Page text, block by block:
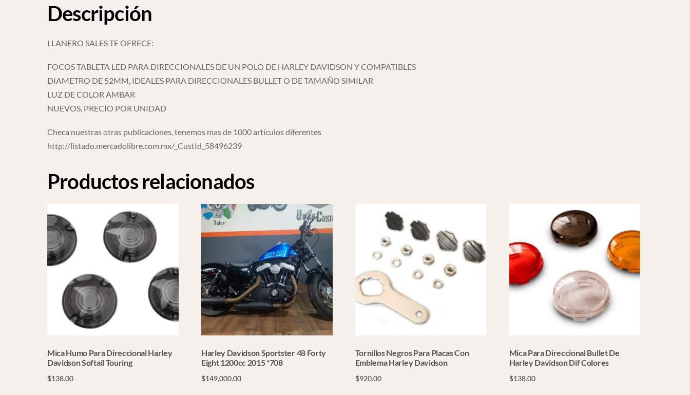
Descripción
LLANERO SALES TE OFRECE:
FOCOS TABLETA LED PARA DIRECCIONALES DE UN POLO DE HARLEY DAVIDSON Y COMPATIBLES
DIAMETRO DE 52MM, IDEALES PARA DIRECCIONALES BULLET O DE TAMAÑO SIMILAR
LUZ DE COLOR AMBAR
NUEVOS, PRECIO POR UNIDAD
Checa nuestras otras publicaciones, tenemos mas de 1000 artículos diferentes
http://listado.mercadolibre.com.mx/_CustId_58496239
Productos relacionados
Mica Humo Para Direccional Harley
Davidson Softail Touring
$138.00
Harley Davidson Sportster 48 Forty
Eight 1200cc 2015 *708
$149,000.00
Tornillos Negros Para Placas Con
Emblema Harley Davidson
$920.00
Mica Para Direccional Bullet De
Harley Davidson Dif Colores
$138.00